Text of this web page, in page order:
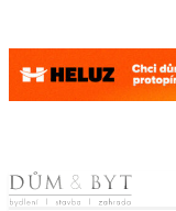
Skip to content